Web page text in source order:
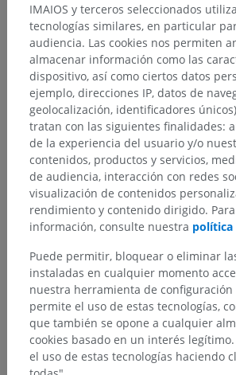
Anatomía comparada en
Traducciones
¿Ha detectado un error?
No dude en sugerir una corrección,
mejora de contenido.
DESCARGAR LA APLICACIÓN
IMAIOS y terceros seleccionados
tecnologías similares, en particular
audiencia. Las cookies nos permiten
almacenar información como las
dispositivo, así como ciertos datos
ejemplo, direcciones IP, datos de
geolocalización, identificadores
tratan con las siguientes finalidades:
de la experiencia del usuario y/o
contenidos, productos y servicios,
de audiencia, interacción con redes
visualización de contenidos
rendimiento y contenido dirigido.
información, consulte nuestra política
Puede permitir, bloquear o eliminar
instaladas en cualquier momento
nuestra herramienta de configuración
permite el uso de estas tecnologías,
que también se opone a cualquier
cookies basado en un interés
el uso de estas tecnologías haciendo